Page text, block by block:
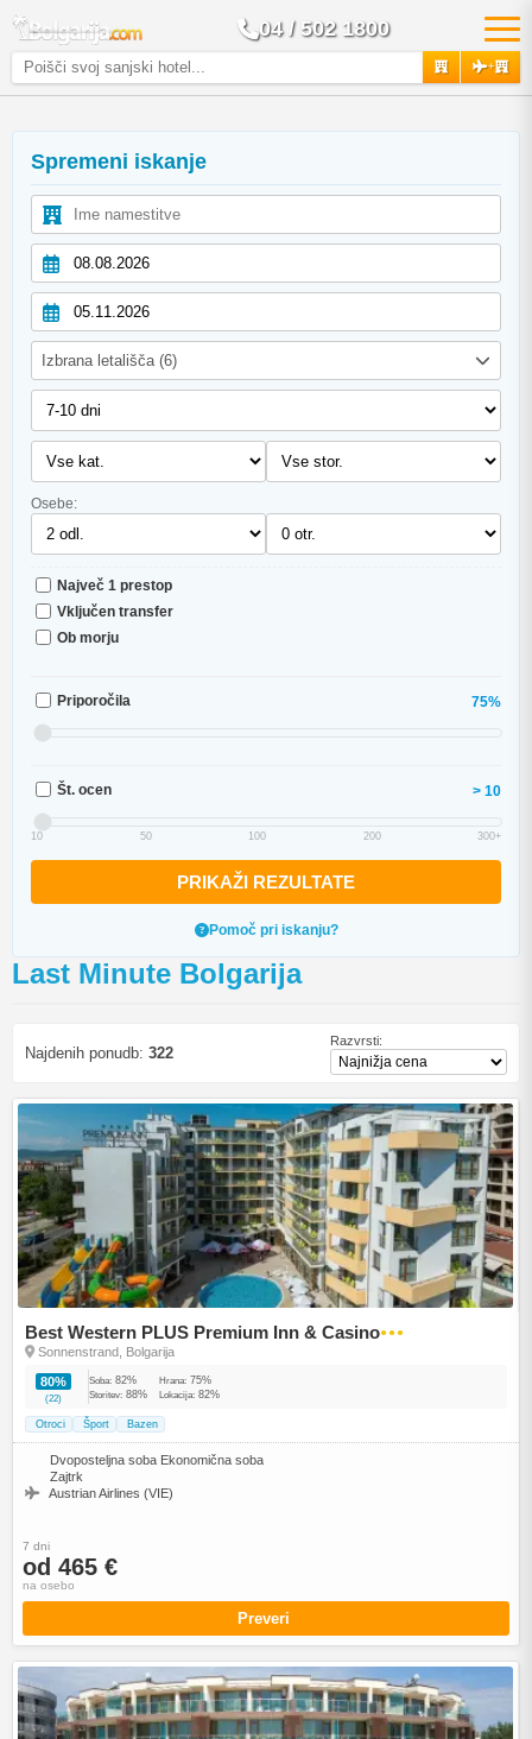
04 / 502 1800
+
Spremeni iskanje
Izbrana letališča (6)
Osebe:
Največ 1 prestop
Vključen transfer
Ob morju
Priporočila 75%
Št. ocen > 10
10 50 100 200 300+
PRIKAŽI REZULTATE
Pomoč pri iskanju?
Last Minute Bolgarija
Najdenih ponudb: 322
Razvrsti:
Best Western PLUS Premium Inn & Casino●●●
Sonnenstrand, Bolgarija
80%
(22)
Soba: 82% Hrana: 75%
Storitev: 88% Lokacija: 82%
Otroci Šport Bazen
Dvoposteljna soba Ekonomična soba
Zajtrk
Austrian Airlines (VIE)
7 dni
od 465 €
na osebo
Preveri